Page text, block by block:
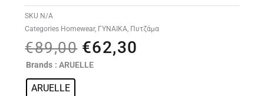
SKU N/A
Categories Homewear, ΓΥΝΑΙΚΑ, Πυτζάμα
€89,00 Original
price
was:
€62,30
Brands : ARUELLE
ARUELLE
ARUELLE
pajama